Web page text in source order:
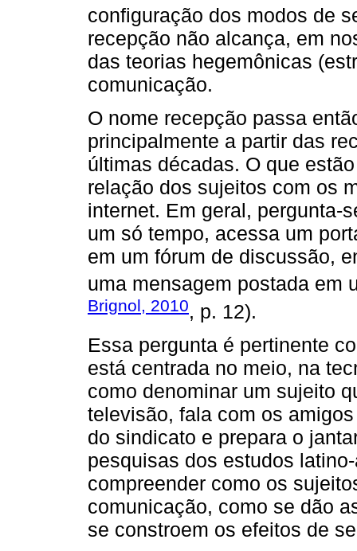
configuração dos modos de
recepção não alcança, em
das teorias hegemônicas
comunicação.
O nome recepção passa
principalmente a partir das
últimas décadas. O que
relação dos sujeitos com os
internet. Em geral, pergunta-
um só tempo, acessa um
em um fórum de discussão,
uma mensagem postada em
Brignol, 2010, p. 12).
Essa pergunta é pertinente
está centrada no meio, na
como denominar um sujeito
televisão, fala com os
do sindicato e prepara o
pesquisas dos estudos
compreender como os
comunicação, como se dão
se constroem os efeitos de